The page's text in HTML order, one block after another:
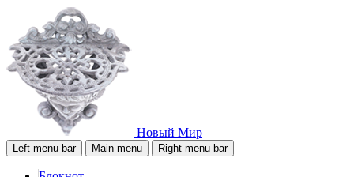
Новый Мир
Left menu bar Main menu Right menu bar